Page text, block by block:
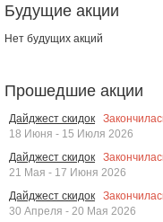
Будущие акции
Нет будущих акций
Прошедшие акции
Дайджест скидок
18 Июня - 15 Июля 2026
Дайджест скидок
21 Мая - 17 Июня 2026
Дайджест скидок
30 Апреля - 20 Мая 2026